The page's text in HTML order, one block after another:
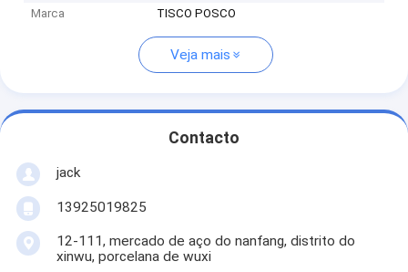
Marca
TISCO POSCO
Veja mais
Contacto
jack
13925019825
12-111, mercado de aço do nanfang, distrito do
xinwu, porcelana de wuxi